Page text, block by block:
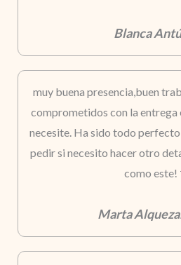
Blanca
muy buena presencia,buen
comprometidos con la entrega
necesite. Ha sido todo
pedir si necesito hacer otro
como este!
Marta